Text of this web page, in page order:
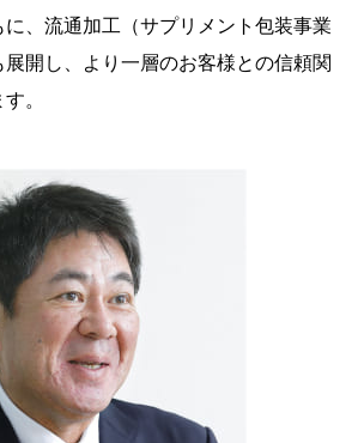
に、流通加工（サプリメント包装事業
開し、より一層のお客様との信頼関
。